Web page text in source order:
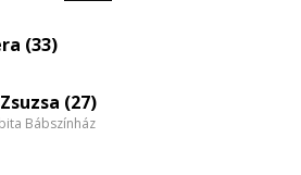
(33)
(27)
Bábszínház